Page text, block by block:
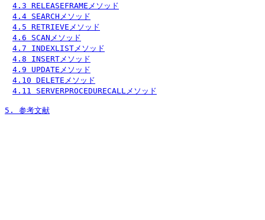
4.3 RELEASEFRAMEメソッド
4.4 SEARCHメソッド
4.5 RETRIEVEメソッド
4.6 SCANメソッド
4.7 INDEXLISTメソッド
4.8 INSERTメソッド
4.9 UPDATEメソッド
4.10 DELETEメソッド
4.11 SERVERPROCEDURECALLメソッド
5. 参考文献